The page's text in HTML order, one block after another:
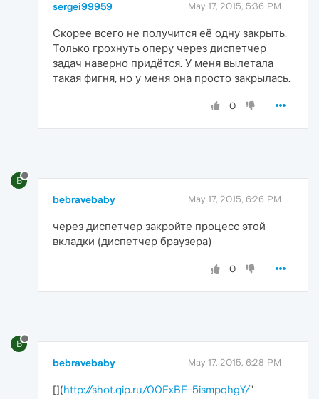
sergei99959 May 17, 2015, 5:36 PM
Скорее всего не получится её одну закрыть.
Только грохнуть оперу через диспетчер
задач наверно придётся. У меня вылетала
такая фигня, но у меня она просто закрылась.
0
B
bebravebaby May 17, 2015, 6:26 PM
через диспетчер закройте процесс этой
вкладки (диспетчер браузера)
0
B
bebravebaby May 17, 2015, 6:28 PM
[](http://shot.qip.ru/00FxBF-5ismpqhgY/"